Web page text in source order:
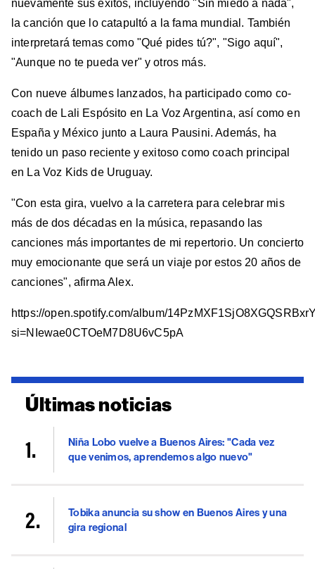
nuevamente sus éxitos, incluyendo "Sin miedo a nada",
la canción que lo catapultó a la fama mundial. También
interpretará temas como "Qué pides tú?", "Sigo aquí",
"Aunque no te pueda ver" y otros más.
Con nueve álbumes lanzados, ha participado como co-
coach de Lali Espósito en La Voz Argentina, así como en
España y México junto a Laura Pausini. Además, ha
tenido un paso reciente y exitoso como coach principal
en La Voz Kids de Uruguay.
"Con esta gira, vuelvo a la carretera para celebrar mis
más de dos décadas en la música, repasando las
canciones más importantes de mi repertorio. Un concierto
muy emocionante que será un viaje por estos 20 años de
canciones", afirma Alex.
https://open.spotify.com/album/
si=NIewae0CTOeM7D8U6vC5pA
Últimas noticias
Niña Lobo vuelve a Buenos Aires: "Cada vez
que venimos, aprendemos algo nuevo"
Tobika anuncia su show en Buenos Aires y una
gira regional